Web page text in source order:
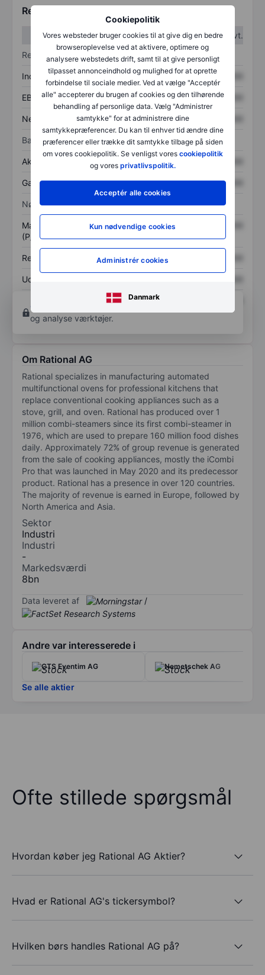
Cookiepolitik
Vores websteder bruger cookies til at give dig en bedre
browseroplevelse ved at aktivere, optimere og
analysere webstedets drift, samt til at give personligt
tilpasset annonceindhold og mulighed for at oprette
forbindelse til sociale medier. Ved at vælge "Acceptér
alle" accepterer du brugen af cookies og den tilhørende
behandling af personlige data. Vælg "Administrer
samtykke" for at administrere dine
samtykkepræferencer. Du kan til enhver tid ændre dine
præferencer eller trække dit samtykke tilbage på siden
om vores cookiepolitik. Se venligst vores cookiepolitik
og vores privatlivspolitik.
Acceptér alle cookies
Kun nødvendige cookies
Administrér cookies
Danmark
Regnskabstal
1. kvt.
2. kvt.
Resultatopgørelse
Indtægter XXXXXXX XXXXXXX
EBITDA XXXXXXX XXXXXXX
Nettoresultat XXXXXXX
Balance
Aktiver i alt XXXXXXX
Gæld XXXXXXX XXXXXXX
Nøgletal
Markedsværdi/omsætning
(P/S)
XXXXXXX
Resultat pr. aktie (EPS) XXXXXXX
Udbytte pr. aktie
XXXXXXX
Opret konto
for at få adgang til flere diagrammer
og analyse værktøjer.
Om Rational AG
Rational specializes in manufacturing automated
multifunctional ovens for professional kitchens that
replace conventional cooking appliances such as a
stove, grill, and oven. Rational has produced over 1
million combi-steamers since its first combi-steamer in
1976, which are used to prepare 160 million food dishes
daily. Approximately 72% of group revenue is generated
from the sale of cooking appliances, mostly the iCombi
Pro that was launched in May 2020 and its predecessor
product. Rational has a presence in over 120 countries.
The majority of revenue is earned in Europe, followed by
North America and Asia.
Sektor
Industri
Industri
-
Markedsværdi
8bn
Data leveret af /
Andre var interesserede i
CTS Eventim AG Nemetschek AG
Se alle aktier
Ofte stillede spørgsmål
Hvordan køber jeg Rational AG Aktier?
Hvad er Rational AG's tickersymbol?
Hvilken børs handles Rational AG på?